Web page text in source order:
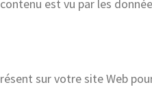
est vu par les
sur votre site Web